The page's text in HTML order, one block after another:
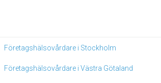
Företagshälsovårdare i Stockholm
Företagshälsovårdare i Västra Götaland